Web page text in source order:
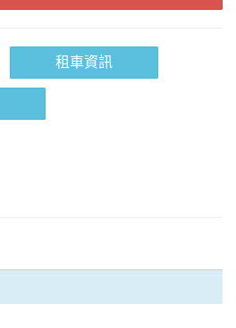
租車資訊